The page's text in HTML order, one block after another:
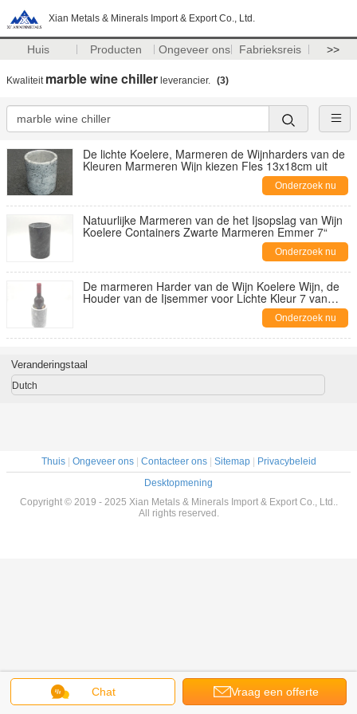
Xian Metals & Minerals Import & Export Co., Ltd.
Huis Producten Ongeveer ons Fabrieksreis >>
Kwaliteit marble wine chiller leverancier. (3)
De lichte Koelere, Marmeren de Wijnharders van de
Kleuren Marmeren Wijn kiezen Fles 13x18cm uit
Onderzoek nu
Natuurlijke Marmeren van de het Ijsopslag van Wijn
Koelere Containers Zwarte Marmeren Emmer 7“
Onderzoek nu
De marmeren Harder van de Wijn Koelere Wijn, de
Houder van de Ijsemmer voor Lichte Kleur 7 van
Onderzoek nu
Chat Vraag een offerte
Veranderingstaal
Dutch
Thuis| Ongeveer ons| Contacteer ons| Sitemap|
Privacybeleid
Desktopmening
Copyright © 2019 - 2025 Xian Metals & Minerals Import & Export Co., Ltd..
All rights reserved.